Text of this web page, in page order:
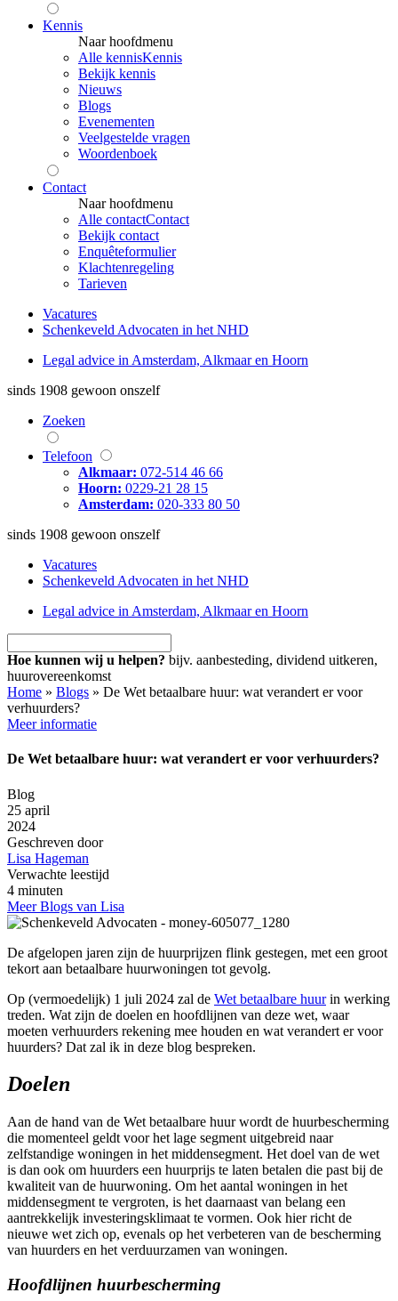
Kennis
Naar hoofdmenu
Alle kennisKennis
Bekijk kennis
Nieuws
Blogs
Evenementen
Veelgestelde vragen
Woordenboek
Contact
Naar hoofdmenu
Alle contactContact
Bekijk contact
Enquêteformulier
Klachtenregeling
Tarieven
Vacatures
Schenkeveld Advocaten in het NHD
Legal advice in Amsterdam, Alkmaar en Hoorn
sinds 1908 gewoon onszelf
Zoeken
Telefoon
Alkmaar: 072-514 46 66
Hoorn: 0229-21 28 15
Amsterdam: 020-333 80 50
sinds 1908 gewoon onszelf
Vacatures
Schenkeveld Advocaten in het NHD
Legal advice in Amsterdam, Alkmaar en Hoorn
Hoe kunnen wij u helpen? bijv. aanbesteding, dividend uitkeren,
huurovereenkomst
Home » Blogs » De Wet betaalbare huur: wat verandert er voor
verhuurders?
Meer informatie
De Wet betaalbare huur: wat verandert er voor verhuurders?
Blog
25 april
2024
Geschreven door
Lisa Hageman
Verwachte leestijd
4 minuten
Meer Blogs van Lisa
De afgelopen jaren zijn de huurprijzen flink gestegen, met een groot
tekort aan betaalbare huurwoningen tot gevolg.
Op (vermoedelijk) 1 juli 2024 zal de Wet betaalbare huurin werking
treden. Wat zijn de doelen en hoofdlijnen van deze wet, waar
moeten verhuurders rekening mee houden en wat verandert er voor
huurders? Dat zal ik in deze blog bespreken.
Doelen
Aan de hand van de Wet betaalbare huur wordt de huurbescherming
die momenteel geldt voor het lage segment uitgebreid naar
zelfstandige woningen in het middensegment. Het doel van de wet
is dan ook om huurders een huurprijs te laten betalen die past bij de
kwaliteit van de huurwoning. Om het aantal woningen in het
middensegment te vergroten, is het daarnaast van belang een
aantrekkelijk investeringsklimaat te vormen. Ook hier richt de
nieuwe wet zich op, evenals op het verbeteren van de bescherming
van huurders en het verduurzamen van woningen.
Hoofdlijnen huurbescherming